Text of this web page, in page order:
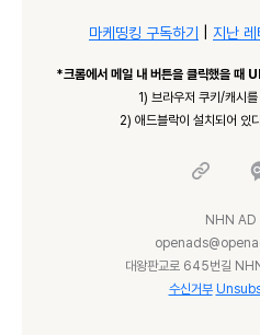
마케띵킹 구독하기 지난
*크롬에서 메일 내 버튼을 클릭했을 때
1) 브라우저 쿠키/캐시를
2) 애드블락이 설치되어 있
NHN AD
대왕판교로 645번길
수신거부